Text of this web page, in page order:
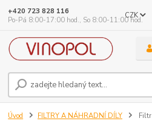
CZK
+420 723 828 116
Po-Pá 8:00-17:00 hod., So 8:00-11:00 hod.
Úvod FILTRY A NÁHRADNÍ DÍLY